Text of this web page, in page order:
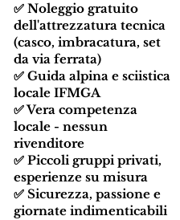
✅ Noleggio gratuito
dell'attrezzatura tecnica
(casco, imbracatura, set
da via ferrata)
✅ Guida alpina e sciistica
locale IFMGA
✅ Vera competenza
locale - nessun
rivenditore
✅ Piccoli gruppi privati,
esperienze su misura
✅ Sicurezza, passione e
giornate indimenticabili